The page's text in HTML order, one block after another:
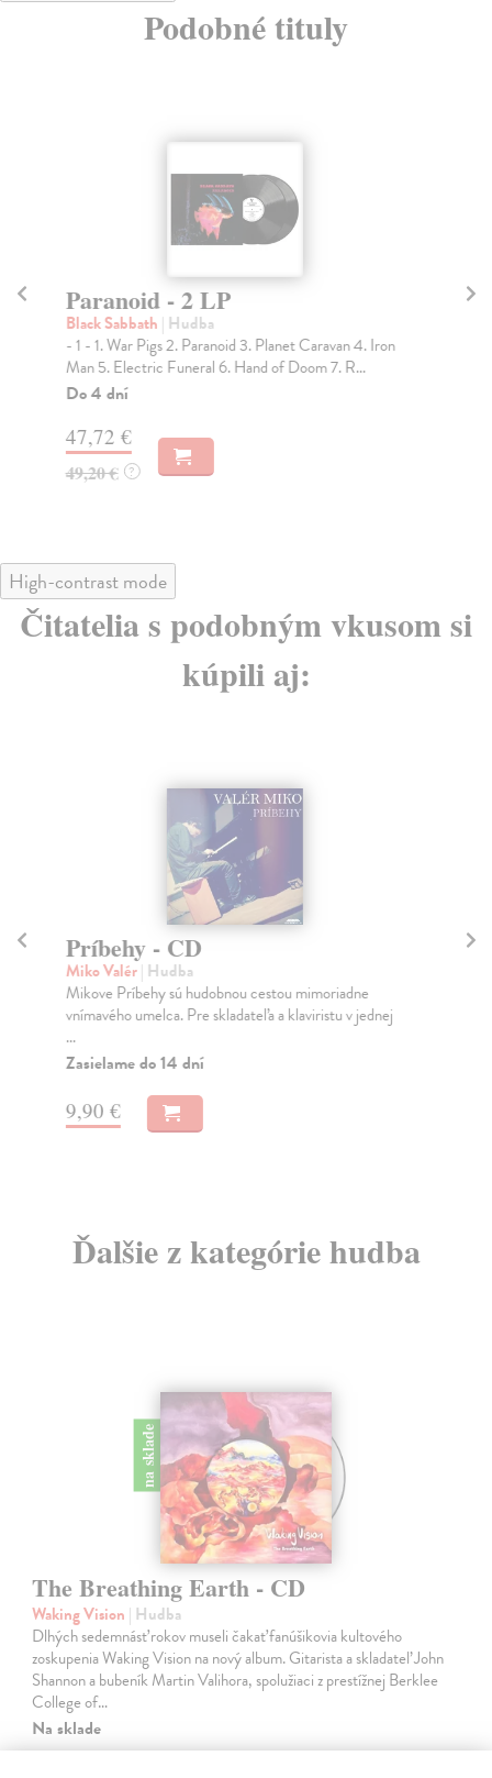
Podobné tituly
Paranoid - 2 LP
Black Sabbath | Hudba
- 1 - 1. War Pigs 2. Paranoid 3. Planet Caravan 4. Iron
Man 5. Electric Funeral 6. Hand of Doom 7. R...
Do 4 dní
47,72 €
49,20 € ?
High-contrast mode
Čitatelia s podobným vkusom si
kúpili aj:
Príbehy - CD
Miko Valér| Hudba
Mikove Príbehy sú hudobnou cestou mimoriadne
vnímavého umelca. Pre skladateľa a klaviristu v jednej
...
Zasielame do 14 dní
9,90 €
Ďalšie z kategórie hudba
na sklade
The Breathing Earth - CD
Waking Vision | Hudba
Dlhých sedemnásť rokov museli čakať fanúšikovia kultového
zoskupenia Waking Vision na nový album. Gitarista a skladateľ John
Shannon a bubeník Martin Valihora, spolužiaci z prestížnej Berklee
College of…
Na sklade